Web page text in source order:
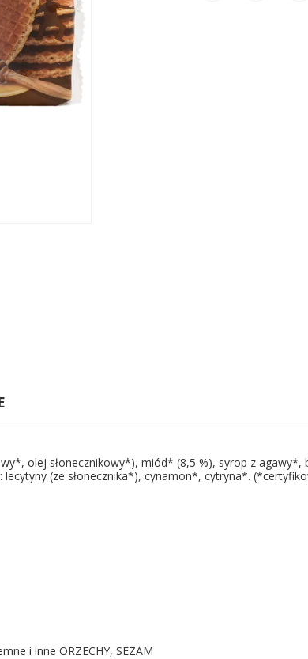
olej słonecznikowy*), miód* (8,5 %), syrop z agawy*,
(ze słonecznika*), cynamon*, cytryna*.
i inne ORZECHY, SEZAM